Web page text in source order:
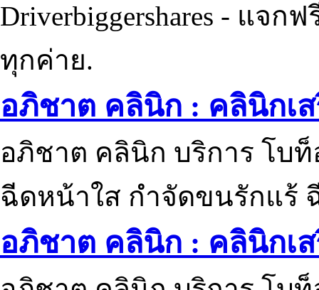
Driverbiggershares - แจก
ทุกค่าย.
อภิชาต คลินิก : คลินิกเ
อภิชาต คลินิก บริการ โบ
ฉีดหน้าใส กำจัดขนรักแร้
อภิชาต คลินิก : คลินิกเ